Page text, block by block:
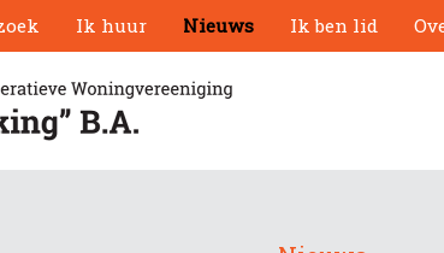
Ik huur Nieuws Ik ben lid